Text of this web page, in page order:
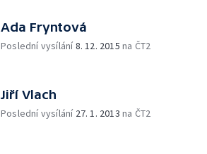
Ada Fryntová
Poslední vysílání8. 12. 2015 na ČT2
Jiří Vlach
Poslední vysílání 27. 1. 2013 na ČT2